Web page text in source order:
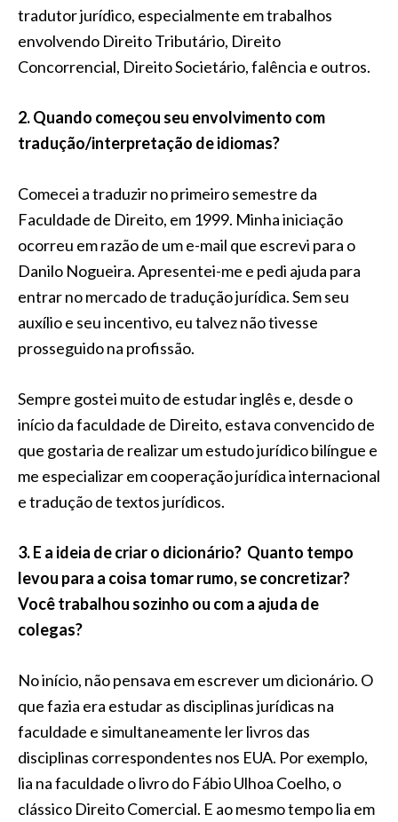
tradutor jurídico, especialmente em trabalhos
envolvendo Direito Tributário, Direito
Concorrencial, Direito Societário, falência e outros.
2. Quando começou seu envolvimento com
tradução/interpretação de idiomas?
Comecei a traduzir no primeiro semestre da
Faculdade de Direito, em 1999. Minha iniciação
ocorreu em razão de um e-mail que escrevi para o
Danilo Nogueira. Apresentei-me e pedi ajuda para
entrar no mercado de tradução jurídica. Sem seu
auxílio e seu incentivo, eu talvez não tivesse
prosseguido na profissão.
Sempre gostei muito de estudar inglês e, desde o
início da faculdade de Direito, estava convencido de
que gostaria de realizar um estudo jurídico bilíngue e
me especializar em cooperação jurídica internacional
e tradução de textos jurídicos.
3. E a ideia de criar o dicionário? Quanto tempo
levou para a coisa tomar rumo, se concretizar?
Você trabalhou sozinho ou com a ajuda de
colegas?
No início, não pensava em escrever um dicionário. O
que fazia era estudar as disciplinas jurídicas na
faculdade e simultaneamente ler livros das
disciplinas correspondentes nos EUA. Por exemplo,
lia na faculdade o livro do Fábio Ulhoa Coelho, o
clássico Direito Comercial. E ao mesmo tempo lia em